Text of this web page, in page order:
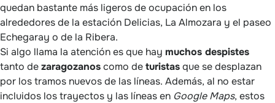
quedan bastante más ligeros de ocupación en los
alrededores de la estación Delicias, La Almozara y el paseo
Echegaray o de la Ribera.
Si algo llama la atención es que hay muchos despistes
tanto dezaragozanoscomo deturistasque se desplazan
por los tramos nuevos de las líneas. Además, al no estar
incluidos los trayectos y las líneas en Google Maps, estos